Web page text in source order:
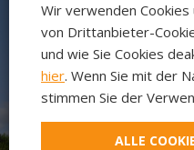
Wir verwenden
von Drittanbieter-
und wie Sie Cookies
hier. Wenn Sie mit der
stimmen Sie der
ALLE